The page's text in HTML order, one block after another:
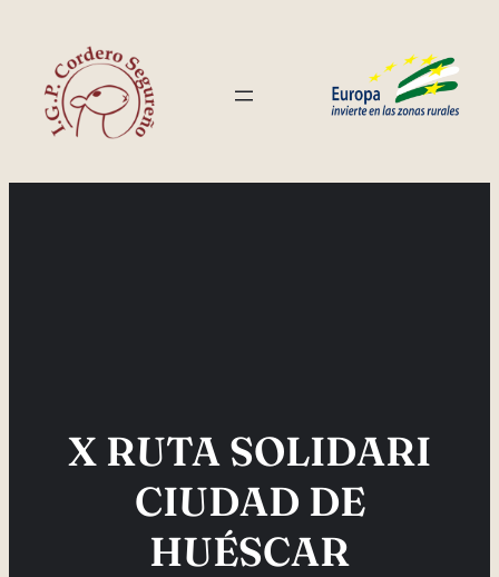
contenido
X RUTA SOLIDARI
CIUDAD DE
HUÉSCAR